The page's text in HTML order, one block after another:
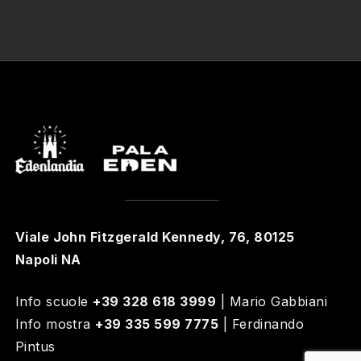
Viale John Fitzgerald Kennedy, 76, 80125
Napoli NA
Info scuole +39 328 618 3999 | Mario Gabbiani
Info mostra +39 335 599 7775 | Ferdinando
Pintus